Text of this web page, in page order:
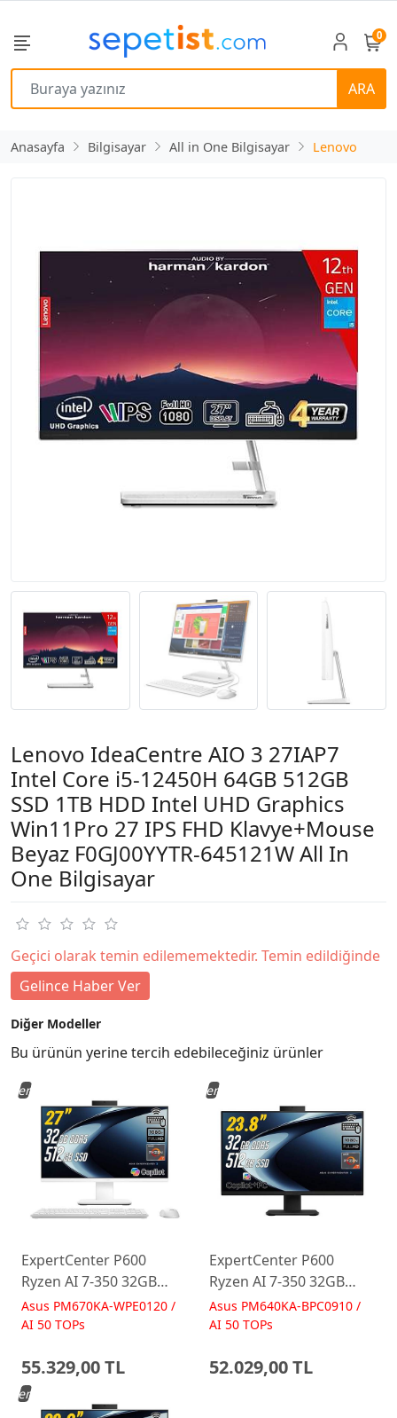
ARA
0
Anasayfa Bilgisayar All in One Bilgisayar Lenovo
Lenovo IdeaCentre AIO 3 27IAP7
Intel Core i5-12450H 64GB 512GB
SSD 1TB HDD Intel UHD Graphics
Win11Pro 27 IPS FHD Klavye+Mouse
Beyaz F0GJ00YYTR-645121W All In
One Bilgisayar
Geçici olarak temin edilememektedir. Temin edildiğinde
Gelince Haber Ver
Diğer Modeller
Bu ürünün yerine tercih edebileceğiniz ürünler
ExpertCenter P600
Ryzen AI 7-350 32GB
512GB 27 FreeDos Beyaz
AI-Powered AIO
Asus PM670KA-WPE0120 /
AI 50 TOPs
55.329,00 TL
Yeni
ExpertCenter P600
Ryzen AI 7-350 32GB
512GB 23.8 FreeDos
Siyah AI-Powered AIO
Asus PM640KA-BPC0910 /
AI 50 TOPs
52.029,00 TL
Yeni
Yeni